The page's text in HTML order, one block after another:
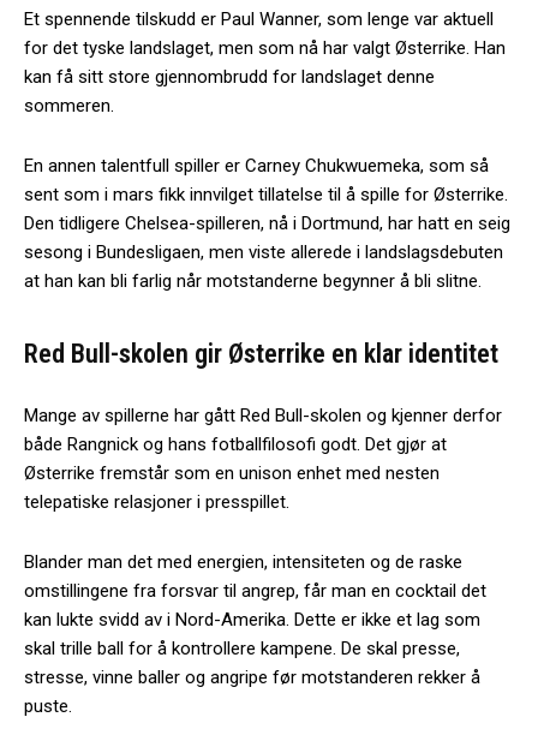
Et spennende tilskudd er Paul Wanner, som lenge var aktuell
for det tyske landslaget, men som nå har valgt Østerrike. Han
kan få sitt store gjennombrudd for landslaget denne
sommeren.
En annen talentfull spiller er Carney Chukwuemeka, som så
sent som i mars fikk innvilget tillatelse til å spille for Østerrike.
Den tidligere Chelsea-spilleren, nå i Dortmund, har hatt en seig
sesong i Bundesligaen, men viste allerede i landslagsdebuten
at han kan bli farlig når motstanderne begynner å bli slitne.
Red Bull-skolen gir Østerrike en klar identitet
Mange av spillerne har gått Red Bull-skolen og kjenner derfor
både Rangnick og hans fotballfilosofi godt. Det gjør at
Østerrike fremstår som en unison enhet med nesten
telepatiske relasjoner i presspillet.
Blander man det med energien, intensiteten og de raske
omstillingene fra forsvar til angrep, får man en cocktail det
kan lukte svidd av i Nord-Amerika. Dette er ikke et lag som
skal trille ball for å kontrollere kampene. De skal presse,
stresse, vinne baller og angripe før motstanderen rekker å
puste.